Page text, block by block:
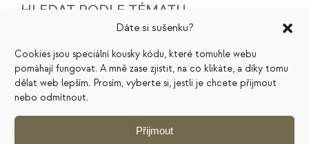
Dáte si sušenku?
Cookies jsou speciální kousky kódu, které tomuhle webu
pomáhají fungovat. A mně zase zjistit, na co klikáte, a díky tomu
dělat web lepším. Prosím, vyberte si, jestli je chcete přijmout
nebo odmítnout.
Přijmout
HLEDAT PODLE TÉMATU
archetypy značek cenotvorba
energie
finance
HSP ideální zákazník
introjekty
masterminding